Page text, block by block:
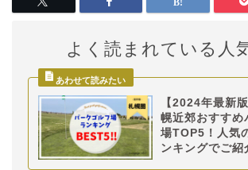
よく読まれている人
【2024年最新
幌近郊おすすめ
場TOP5！人気
ンキングでご紹